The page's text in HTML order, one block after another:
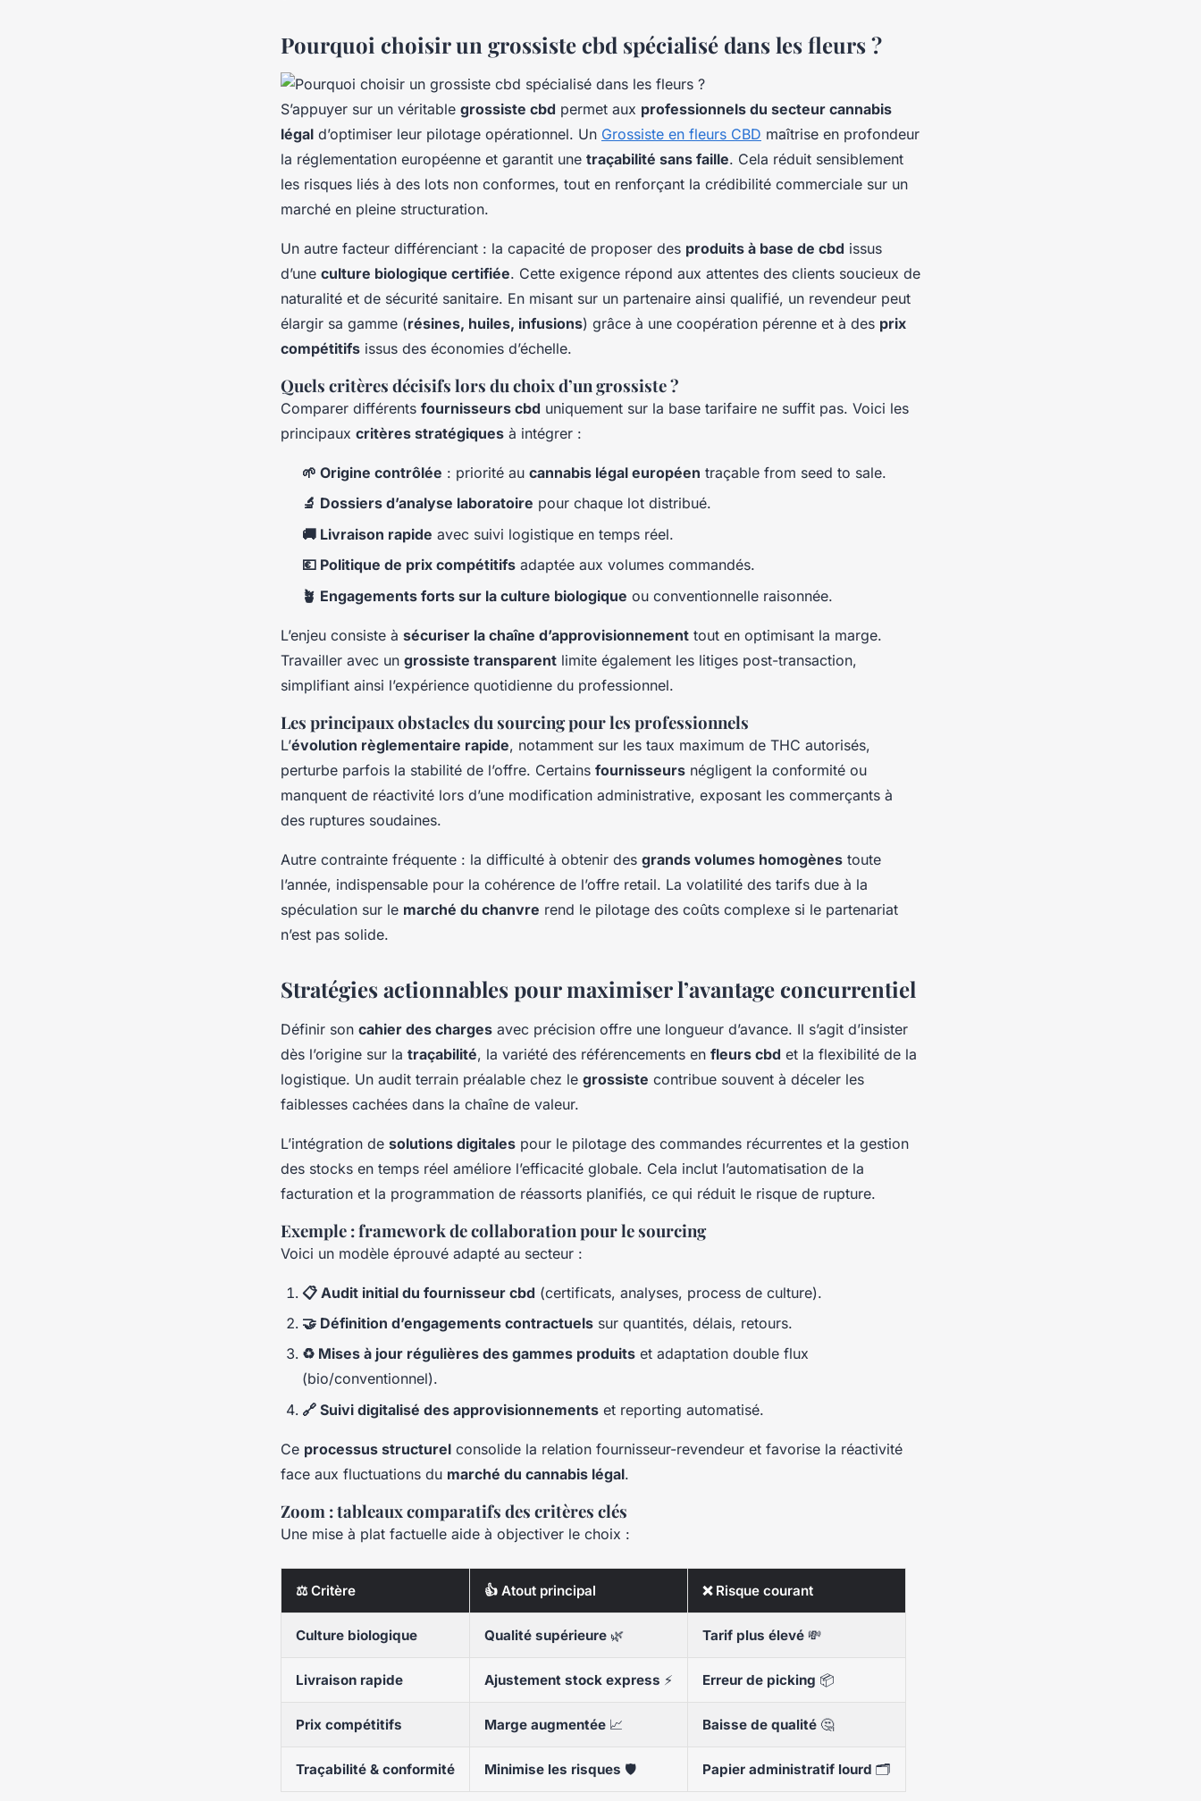
Pourquoi choisir un grossiste cbd spécialisé dans les fleurs ?
S’appuyer sur un véritable grossiste cbd permet aux professionnels du secteur cannabis
légal d’optimiser leur pilotage opérationnel. Un Grossiste en fleurs CBD maîtrise en profondeur
la réglementation européenne et garantit une traçabilité sans faille. Cela réduit sensiblement
les risques liés à des lots non conformes, tout en renforçant la crédibilité commerciale sur un
marché en pleine structuration.
Un autre facteur différenciant : la capacité de proposer des produits à base de cbd issus
d’une culture biologique certifiée. Cette exigence répond aux attentes des clients soucieux de
naturalité et de sécurité sanitaire. En misant sur un partenaire ainsi qualifié, un revendeur peut
élargir sa gamme (résines, huiles, infusions) grâce à une coopération pérenne et à des prix
compétitifs issus des économies d’échelle.
Quels critères décisifs lors du choix d’un grossiste ?
Comparer différents fournisseurs cbd uniquement sur la base tarifaire ne suffit pas. Voici les
principaux critères stratégiques à intégrer :
🌱 Origine contrôlée : priorité au cannabis légal européen traçable from seed to sale.
🔬 Dossiers d’analyse laboratoire pour chaque lot distribué.
🚚 Livraison rapide avec suivi logistique en temps réel.
💶 Politique de prix compétitifs adaptée aux volumes commandés.
🪴 Engagements forts sur la culture biologique ou conventionnelle raisonnée.
L’enjeu consiste à sécuriser la chaîne d’approvisionnement tout en optimisant la marge.
Travailler avec un grossiste transparent limite également les litiges post-transaction,
simplifiant ainsi l’expérience quotidienne du professionnel.
Les principaux obstacles du sourcing pour les professionnels
L’évolution règlementaire rapide, notamment sur les taux maximum de THC autorisés,
perturbe parfois la stabilité de l’offre. Certains fournisseurs négligent la conformité ou
manquent de réactivité lors d’une modification administrative, exposant les commerçants à
des ruptures soudaines.
Autre contrainte fréquente : la difficulté à obtenir des grands volumes homogènes toute
l’année, indispensable pour la cohérence de l’offre retail. La volatilité des tarifs due à la
spéculation sur le marché du chanvre rend le pilotage des coûts complexe si le partenariat
n’est pas solide.
Stratégies actionnables pour maximiser l’avantage concurrentiel
Définir son cahier des charges avec précision offre une longueur d’avance. Il s’agit d’insister
dès l’origine sur la traçabilité, la variété des référencements en fleurs cbd et la flexibilité de la
logistique. Un audit terrain préalable chez le grossiste contribue souvent à déceler les
faiblesses cachées dans la chaîne de valeur.
L’intégration de solutions digitales pour le pilotage des commandes récurrentes et la gestion
des stocks en temps réel améliore l’efficacité globale. Cela inclut l’automatisation de la
facturation et la programmation de réassorts planifiés, ce qui réduit le risque de rupture.
Exemple : framework de collaboration pour le sourcing
Voici un modèle éprouvé adapté au secteur :
📋 Audit initial du fournisseur cbd (certificats, analyses, process de culture).
🤝 Définition d’engagements contractuels sur quantités, délais, retours.
♻️ Mises à jour régulières des gammes produits et adaptation double flux
(bio/conventionnel).
🔗 Suivi digitalisé des approvisionnements et reporting automatisé.
Ce processus structurel consolide la relation fournisseur-revendeur et favorise la réactivité
face aux fluctuations du marché du cannabis légal.
Zoom : tableaux comparatifs des critères clés
Une mise à plat factuelle aide à objectiver le choix :
⚖️ Critère 👍 Atout principal ❌ Risque courant
Culture biologique Qualité supérieure 🌿 Tarif plus élevé 💸
Livraison rapide Ajustement stock express ⚡ Erreur de picking 📦
Prix compétitifs Marge augmentée 📈 Baisse de qualité 🤔
Traçabilité & conformité Minimise les risques 🛡️ Papier administratif lourd 🗂️